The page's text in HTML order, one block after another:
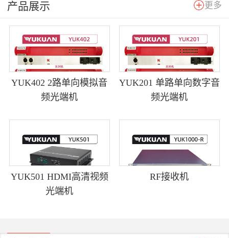
产品展示 更多
YUK402 2路单向模拟音
频光端机
YUK201 单路单向数字音
频光端机
YUK501 HDMI高清视频
光端机
RF接收机